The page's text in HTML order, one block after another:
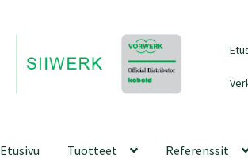
navigointiin
sisältöön
Etusivu Tuotteet Referenssit